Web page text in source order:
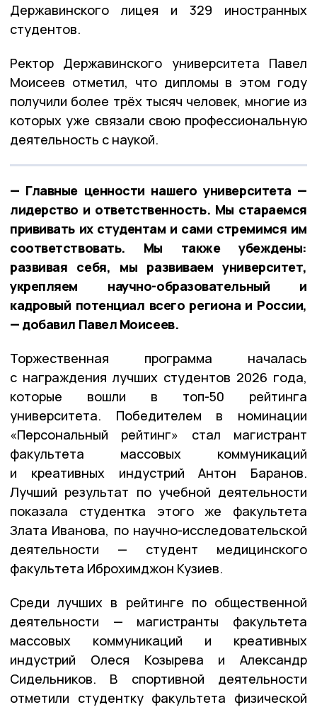
Державинского лицея и 329 иностранных
студентов.
Ректор Державинского университета Павел
Моисеев отметил, что дипломы в этом году
получили более трёх тысяч человек, многие из
которых уже связали свою профессиональную
деятельность с наукой.
— Главные ценности нашего университета —
лидерство и ответственность. Мы стараемся
прививать их студентам и сами стремимся им
соответствовать. Мы также убеждены:
развивая себя, мы развиваем университет,
укрепляем научно-образовательный и
кадровый потенциал всего региона и России,
— добавил Павел Моисеев.
Торжественная программа началась
с награждения лучших студентов 2026 года,
которые вошли в топ-50 рейтинга
университета. Победителем в номинации
«Персональный рейтинг» стал магистрант
факультета массовых коммуникаций
и креативных индустрий Антон Баранов.
Лучший результат по учебной деятельности
показала студентка этого же факультета
Злата Иванова, по научно-исследовательской
деятельности — студент медицинского
факультета Иброхимджон Кузиев.
Среди лучших в рейтинге по общественной
деятельности — магистранты факультета
массовых коммуникаций и креативных
индустрий Олеся Козырева и Александр
Сидельников. В спортивной деятельности
отметили студентку факультета физической